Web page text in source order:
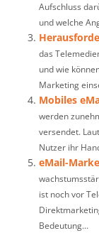
Aufschluss
und welche
das
und wie
Marketing
Mobiles
werden
versendet.
Nutzer ihr
eMail-
ist noch vor
Bedeutung...